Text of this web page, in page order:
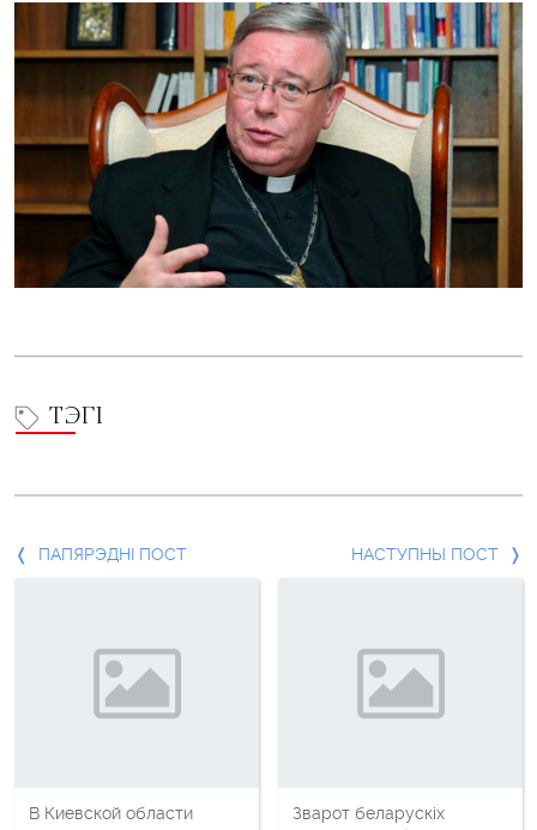
ТЭГІ
Папярэдні
наступны
ПАПЯРЭДНІ ПОСТ
В Киевской области
НАСТУПНЫ ПОСТ
Зварот беларускіх